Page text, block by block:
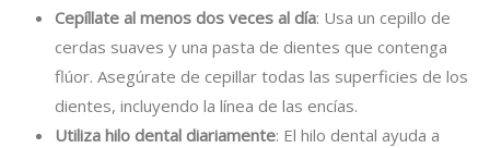
Cepíllate al menos dos veces al día: Usa un cepillo de
cerdas suaves y una pasta de dientes que contenga
flúor. Asegúrate de cepillar todas las superficies de los
dientes, incluyendo la línea de las encías.
Utiliza hilo dental diariamente: El hilo dental ayuda a